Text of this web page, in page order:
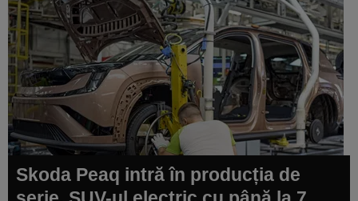
Skoda Peaq intră în producția de